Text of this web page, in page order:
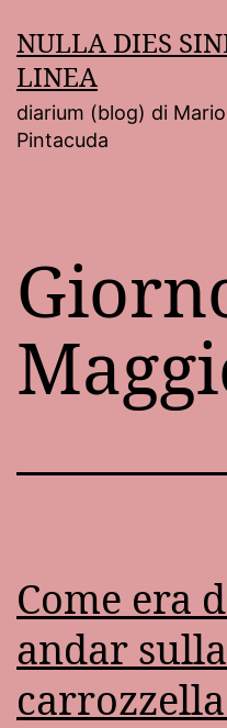
al
contenuto
NULLA DIES
LINEA
diarium (blog) di Mario
Pintacuda
Come era
andar sulla